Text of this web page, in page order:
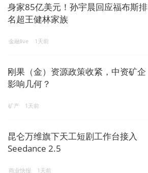
身家85亿美元！孙宇晨回应福布斯排
名超王健林家族
金融live 1天前
刚果（金）资源政策收紧，中资矿企
影响几何？
矿产 1天前
昆仑万维旗下天工短剧工作台接入
Seedance 2.5
商业快报 1天前